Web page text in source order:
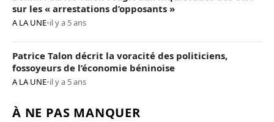
sur les « arrestations d’opposants »
A LA UNE•il y a 5 ans
Patrice Talon décrit la voracité des politiciens,
fossoyeurs de l’économie béninoise
A LA UNE•il y a 5 ans
À NE PAS MANQUER